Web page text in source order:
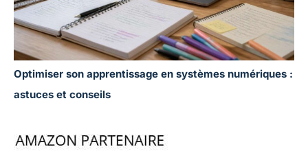
Optimiser son apprentissage en systèmes numériques :
astuces et conseils